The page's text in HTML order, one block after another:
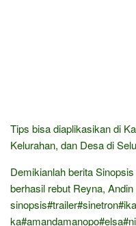
Tips bisa diaplikasikan di
Kelurahan, dan Desa di
Demikianlah berita
berhasil rebut Reyna,